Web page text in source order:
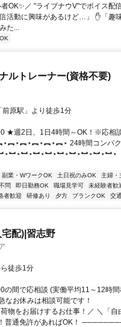
OK✨／ "ライブナウV"でボイス配
活動に興味があるけど…」 ✋「趣
た...
ルトレーナー(資格不要)
原駅」より徒歩1分
★週2日、1日4時間～OK！※応相
24時間コンパ
副業・WワークOK 土日祝のみOK
主婦・
問 即日勤務OK 職場見学可 未経験者歓
者歓迎 研修あり 夕方 ブランクOK 交
配)|習志野
徒歩1分
間で応相談 (実働平均11～12時
お休みは相談可能です！
物をお届けするお仕事！／ ＼「自
！普通免許があればOK！